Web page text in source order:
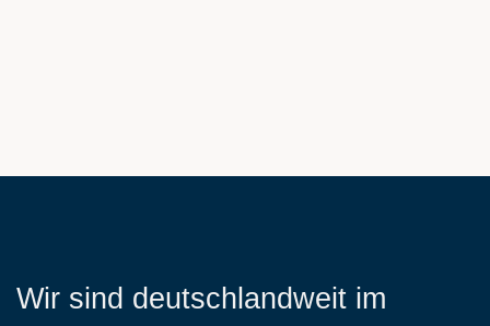
Wir sind deutschlandweit im